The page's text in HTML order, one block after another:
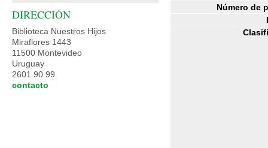
Número de
DIRECCIÓN
Biblioteca Nuestros Hijos
Miraflores 1443
11500 Montevideo
Uruguay
2601 90 99
contacto